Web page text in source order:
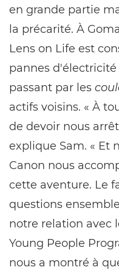
en grande partie
la précarité. À
Lens on Life est
pannes
passant par les
actifs voisins. « À
de devoir nous
explique Sam. « Et
Canon nous
cette aventure. Le
questions
notre relation avec
Young People
nous a montré à